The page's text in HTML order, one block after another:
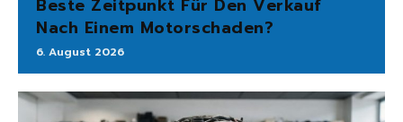
Beste Zeitpunkt Für Den Verkauf
Nach Einem Motorschaden?
6. August 2026